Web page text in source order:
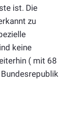
ist. Die
zu
keine
( mit 68